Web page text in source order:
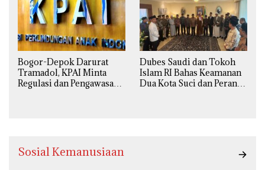
Bogor-Depok Darurat
Tramadol, KPAI Minta
Regulasi dan Pengawasan
Dubes Saudi dan Tokoh
Islam RI Bahas Keamanan
Dua Kota Suci dan Peran
Sosial Kemanusiaan